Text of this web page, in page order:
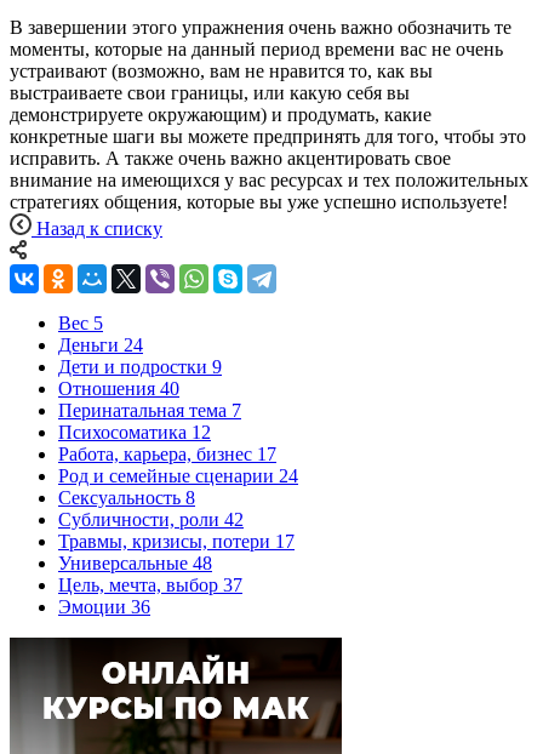
В завершении этого упражнения очень важно обозначить те
моменты, которые на данный период времени вас не очень
устраивают (возможно, вам не нравится то, как вы
выстраиваете свои границы, или какую себя вы
демонстрируете окружающим) и продумать, какие
конкретные шаги вы можете предпринять для того, чтобы это
исправить. А также очень важно акцентировать свое
внимание на имеющихся у вас ресурсах и тех положительных
стратегиях общения, которые вы уже успешно используете!
Назад к списку
Вес 5
Деньги 24
Дети и подростки 9
Отношения 40
Перинатальная тема 7
Психосоматика 12
Работа, карьера, бизнес 17
Род и семейные сценарии 24
Сексуальность 8
Субличности, роли 42
Травмы, кризисы, потери 17
Универсальные 48
Цель, мечта, выбор 37
Эмоции 36